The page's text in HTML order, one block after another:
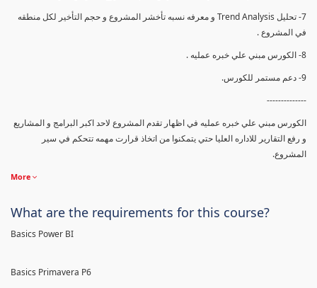
7- تحليل Trend Analysis و معرفه نسبه تأخشر المشروع و حجم التأخير لكل منطقه
في المشروع .
8- الكورس مبني علي خبره عمليه .
9- دعم مستمر للكورس.
--------------
الكورس مبني علي خبره عمليه في اظهار تقدم المشروع لاحد اكبر البرامج و المشاريع
و رفع التقارير للاداره العليا حتي يتمكنوا من اتخاذ قرارت مهمه تتحكم في سير
المشروع.
More
What are the requirements for this course?
Basics Power BI
Basics Primavera P6